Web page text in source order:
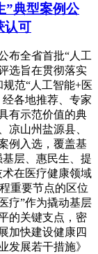
”典型案例公
认可
布全省首批“人工
选旨在贯彻落实
范“人工智能+医
各地推荐、专家
有示范价值的典
凉山州盐源县、
例入选，覆盖基
层、惠民生、提
在医疗健康领域
重要节点的区位
疗”作为撬动基层
的关键支点，密
加快建设健康四
发展若干措施》